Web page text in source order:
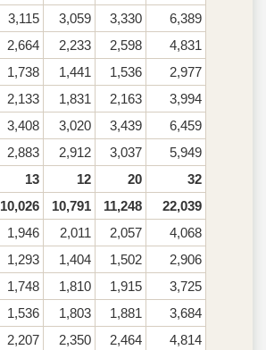
3,115 3,059 3,330
6,389
2,664 2,233 2,598
4,831
1,738 1,441 1,536
2,977
2,133 1,831 2,163
3,994
3,408 3,020 3,439
6,459
2,883 2,912 3,037
5,949
13 12 20
32
10,026 10,791 11,248
22,039
1,946 2,011 2,057
4,068
1,293 1,404 1,502
2,906
1,748 1,810 1,915
3,725
1,536 1,803 1,881
3,684
2,207 2,350 2,464 4,814